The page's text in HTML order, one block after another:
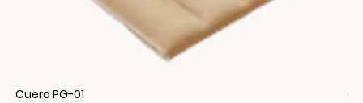
Cuero PG-01